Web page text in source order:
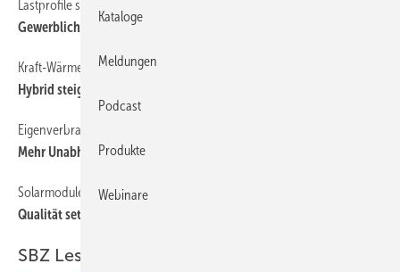
Lastprofile sind oft sehr günstig
Gewerblicher Eigenverbrauch
Kraft-Wärmekopplung einmal anders
Hybrid steigert Effizienz
Eigenverbrauch von PV-Strom
Mehr ­Unabhängigkeit vom Netz
Solarmodule
Qualität setzt sich durch
SBZ Leserforum
Kataloge
Meldungen
Podcast
Produkte
Webinare